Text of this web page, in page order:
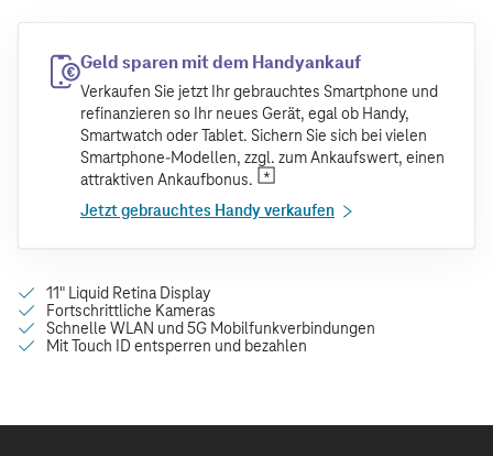
Geld sparen mit dem Handyankauf
Verkaufen Sie jetzt Ihr gebrauchtes Smartphone und
refinanzieren so Ihr neues Gerät, egal ob Handy,
Smartwatch oder Tablet. Sichern Sie sich bei vielen
Smartphone-Modellen, zzgl. zum Ankaufswert, einen
attraktiven Ankaufbonus.
Jetzt gebrauchtes Handy verkaufen